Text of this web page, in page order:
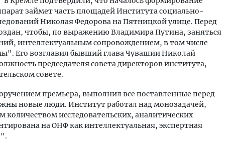
займет часть площадей Института социально-
Николая Федорова на Пятницкой улице. Перед
чтобы, по выражению Владимира Путина, заняться
интеллектуальным сопровождением, в том числе
Его возглавил бывший глава Чувашии Николай
председателя совета директоров института,
совете.
премьера, выполнил все поставленные перед
новые люди. Институт работал над монозадачей,
количеством исследовательских, аналитических
на ОНФ как интеллектуальная, экспертная